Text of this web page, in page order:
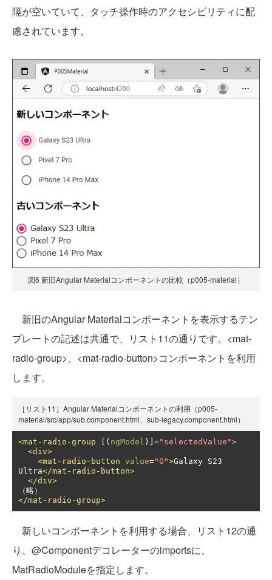
隔が空いていて、タッチ操作時のアクセシビリティに配
慮されています。
図6 新旧Angular Materialコンポーネントの比較（p005-material）
新旧のAngular Materialコンポーネントを表示するテン
プレートの記述は共通で、リスト11の通りです。<mat-
radio-group>、<mat-radio-button>コンポーネントを利用
します。
［リスト11］Angular Materialコンポーネントの利用（p005-
material/src/app/sub.component.html、sub-legacy.component.html）
<mat-radio-group [( ngModel )] ="selectedValue">
<div>
<mat-radio-button value="0">Galaxy S23
Ultra</mat-radio-button>
</div>
</mat-radio-group>
新しいコンポーネントを利用する場合、リスト12の通
り、@Componentデコレーターのimportsに、
MatRadioModuleを指定します。